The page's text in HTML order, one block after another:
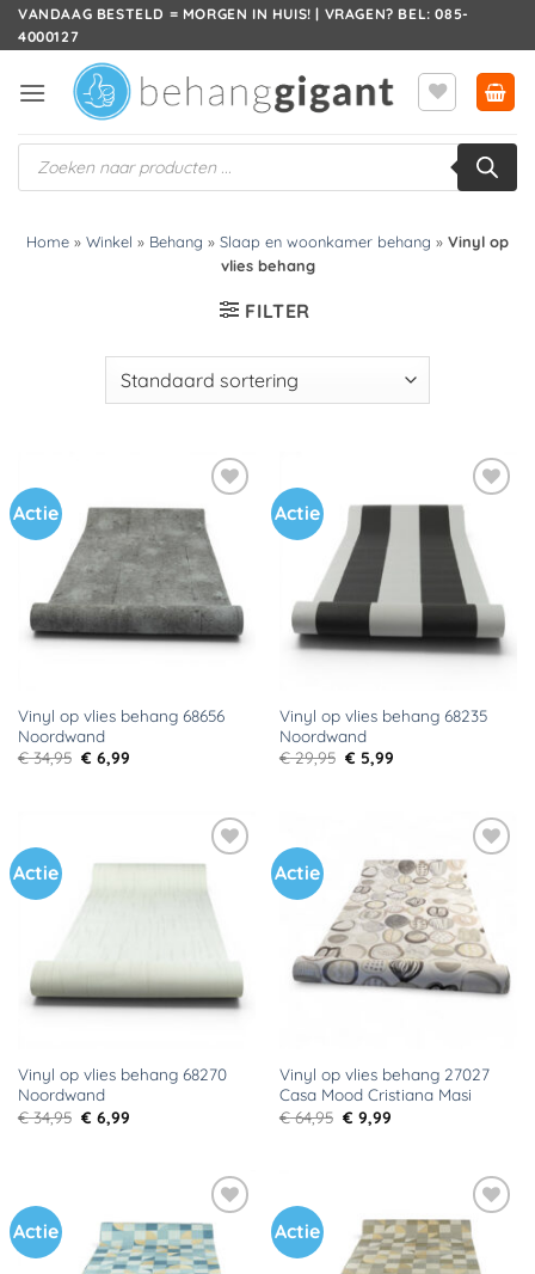
Ga
naar
VANDAAG BESTELD = MORGEN IN HUIS! | VRAGEN? BEL: 085-
4000127
Producten
zoeken
Home » Winkel » Behang » Slaap en woonkamer behang » Vinyl op
vlies behang
FILTER
Actie
Toevoegen
aan
verlanglijst
Vinyl op vlies behang 68656
Noordwand
€34,95 Oorspronkelijke
prijs
€ 6,99Huidige
Actie
Toevoegen
aan
verlanglijst
Vinyl op vlies behang 68235
Noordwand
€29,95 Oorspronkelijke
prijs
€ 5,99Huidige
Actie
Toevoegen
aan
verlanglijst
Vinyl op vlies behang 68270
Noordwand
€34,95 Oorspronkelijke
prijs
€ 6,99Huidige
Actie
Toevoegen
aan
verlanglijst
Vinyl op vlies behang 27027
Casa Mood Cristiana Masi
€64,95 Oorspronkelijke
prijs
€ 9,99Huidige
Actie
Toevoegen
aan
verlanglijst
Actie
Toevoegen
aan
verlanglijst